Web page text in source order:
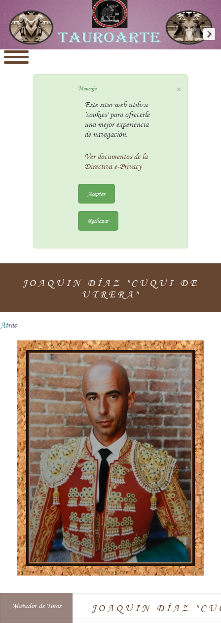
×
Mensaje
Este sitio web utiliza
'cookies' para ofrecerle
una mejor experiencia
de navegación.
Ver documentos de la
Directiva e-Privacy
Aceptar
Rechazar
JOAQUIN DÍAZ "CUQUI DE
UTRERA"
Atrás
Matador de Toros JOAQUIN DÍAZ